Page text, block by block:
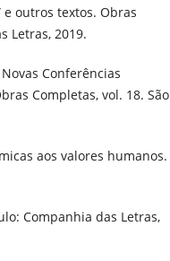
e outros textos. Obras
Letras, 2019.
Conferências
Completas, vol. 18. São
aos valores humanos.
Companhia das Letras,